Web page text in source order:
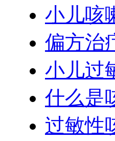
小儿咳
偏方治
小儿过
什么是
过敏性